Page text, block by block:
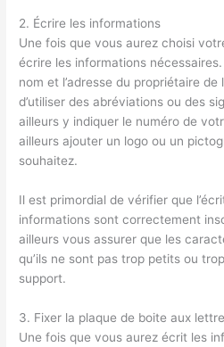
2. Écrire les informations
Une fois que vous aurez choisi
écrire les informations
nom et l’adresse du propriétaire
d’utiliser des abréviations ou des
ailleurs y indiquer le numéro de
ailleurs ajouter un logo ou un
souhaitez.
Il est primordial de vérifier que
informations sont correctement
ailleurs vous assurer que les
qu’ils ne sont pas trop petits ou
support.
3. Fixer la plaque de boite aux
Une fois que vous aurez écrit les